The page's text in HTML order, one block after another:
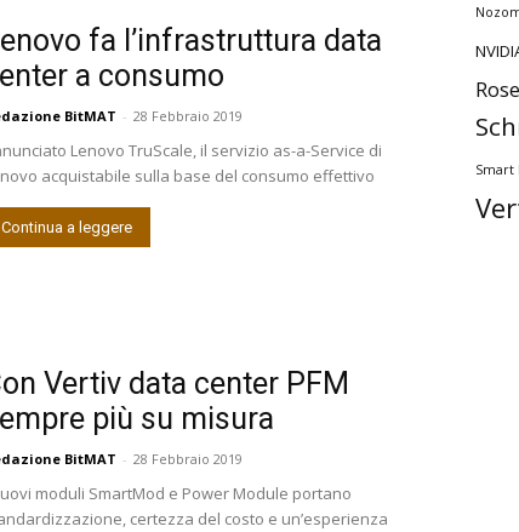
fa l’infrastruttura data
a consumo
BitMAT - 28 Febbraio 2019
Lenovo TruScale, il servizio as-a-Service di
acquistabile sulla base del consumo effettivo
Continua a leggere
Vertiv data center PFM
più su misura
BitMAT - 28 Febbraio 2019
moduli SmartMod e Power Module portano
certezza del costo e un’esperienza
Smart